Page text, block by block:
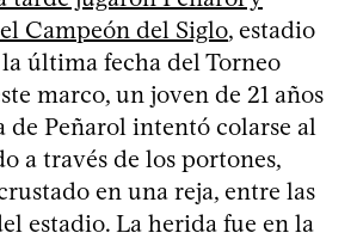
Campeón del Siglo, estadio
última fecha del Torneo
marco, un joven de 21 años
de Peñarol intentó colarse al
a través de los portones,
en una reja, entre las
estadio. La herida fue en la